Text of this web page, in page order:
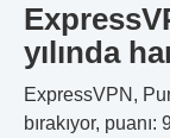
yılında
ExpressVPN,
bırakıyor, puanı: